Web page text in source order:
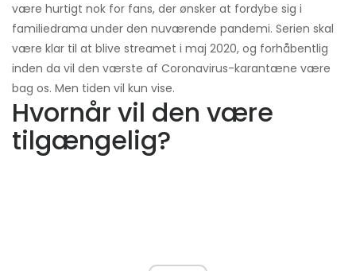
være hurtigt nok for fans, der ønsker at fordybe sig i
familiedrama under den nuværende pandemi. Serien skal
være klar til at blive streamet i maj 2020, og forhåbentlig
inden da vil den værste af Coronavirus-karantæne være
bag os. Men tiden vil kun vise.
Hvornår vil den være
tilgængelig?